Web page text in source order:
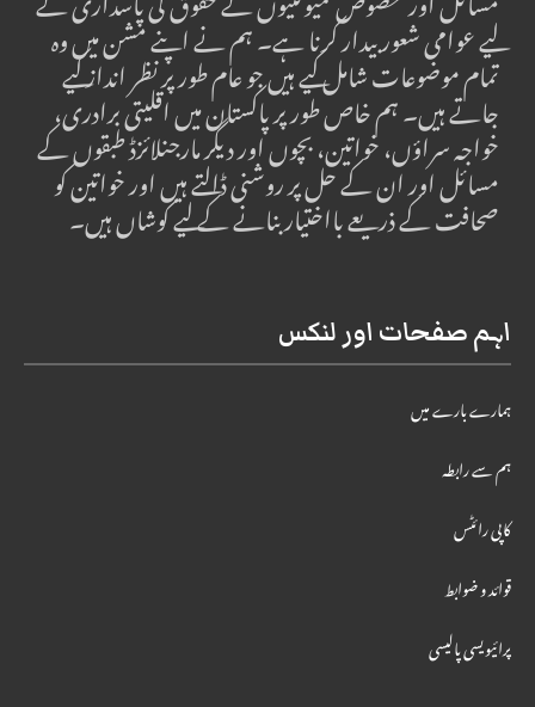
لیے عوامی شعور بیدار کرنا ہے۔ ہم نے اپنے مشن میں وہ
تمام موضوعات شامل کیے ہیں جو عام طور پر نظر انداز کیے
جاتے ہیں۔ ہم خاص طور پر پاکستان میں اقلیتی برادری،
خواجہ سراؤں، خواتین، بچوں اور دیگر مارجنلائزڈ طبقوں کے
مسائل اور ان کے حل پر روشنی ڈالتے ہیں اور خواتین کو
صحافت کے ذریعے بااختیار بنانے کے لیے کوشاں ہیں۔
اہم صفحات اور لنکس
ہمارے بارے میں
ہم سے رابطہ
کاپی رائٹس
قوائد و ضوابط
پرائیویسی پالیسی